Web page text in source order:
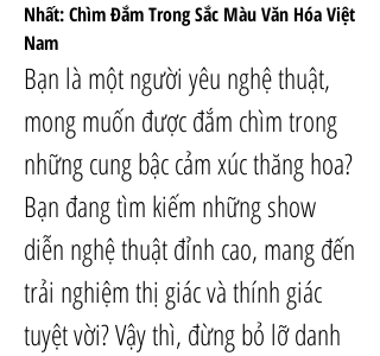
Nhất: Chìm Đắm Trong Sắc Màu Văn Hóa Việt
Nam
Bạn là một người yêu nghệ thuật,
mong muốn được đắm chìm trong
những cung bậc cảm xúc thăng hoa?
Bạn đang tìm kiếm những show
diễn nghệ thuật đỉnh cao, mang đến
trải nghiệm thị giác và thính giác
tuyệt vời? Vậy thì, đừng bỏ lỡ danh